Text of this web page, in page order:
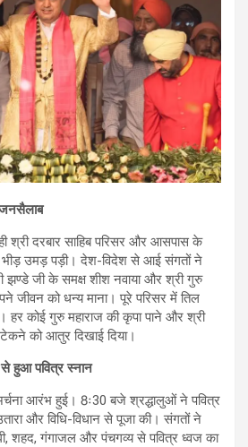
श्री दरबार साहिब परिसर और आसपास के
भीड़ उमड़ पड़ी। देश-विदेश से आई संगतों ने
झण्डे जी के समक्ष शीश नवाया और श्री गुरु
जीवन को धन्य माना। पूरे परिसर में तिल
कोई गुरु महाराज की कृपा पाने और श्री
को आतुर दिखाई दिया।
हुआ पवित्र स्नान
आरंभ हुई। 8ः30 बजे श्रद्धालुओं ने पवित्र
और विधि-विधान से पूजा की। संगतों ने
शहद, गंगाजल और पंचगव्य से पवित्र ध्वज का